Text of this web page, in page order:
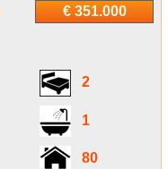
€ 351.000
2
1
80